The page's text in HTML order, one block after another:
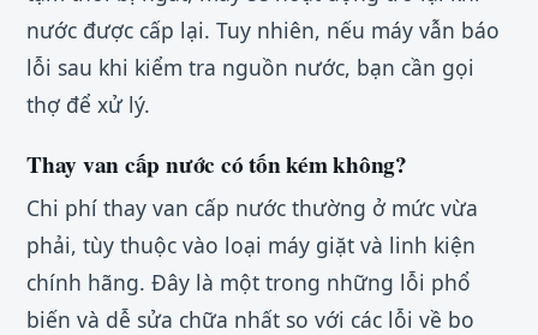
nước được cấp lại. Tuy nhiên, nếu máy vẫn báo
lỗi sau khi kiểm tra nguồn nước, bạn cần gọi
thợ để xử lý.
Thay van cấp nước có tốn kém không?
Chi phí thay van cấp nước thường ở mức vừa
phải, tùy thuộc vào loại máy giặt và linh kiện
chính hãng. Đây là một trong những lỗi phổ
biến và dễ sửa chữa nhất so với các lỗi về bo